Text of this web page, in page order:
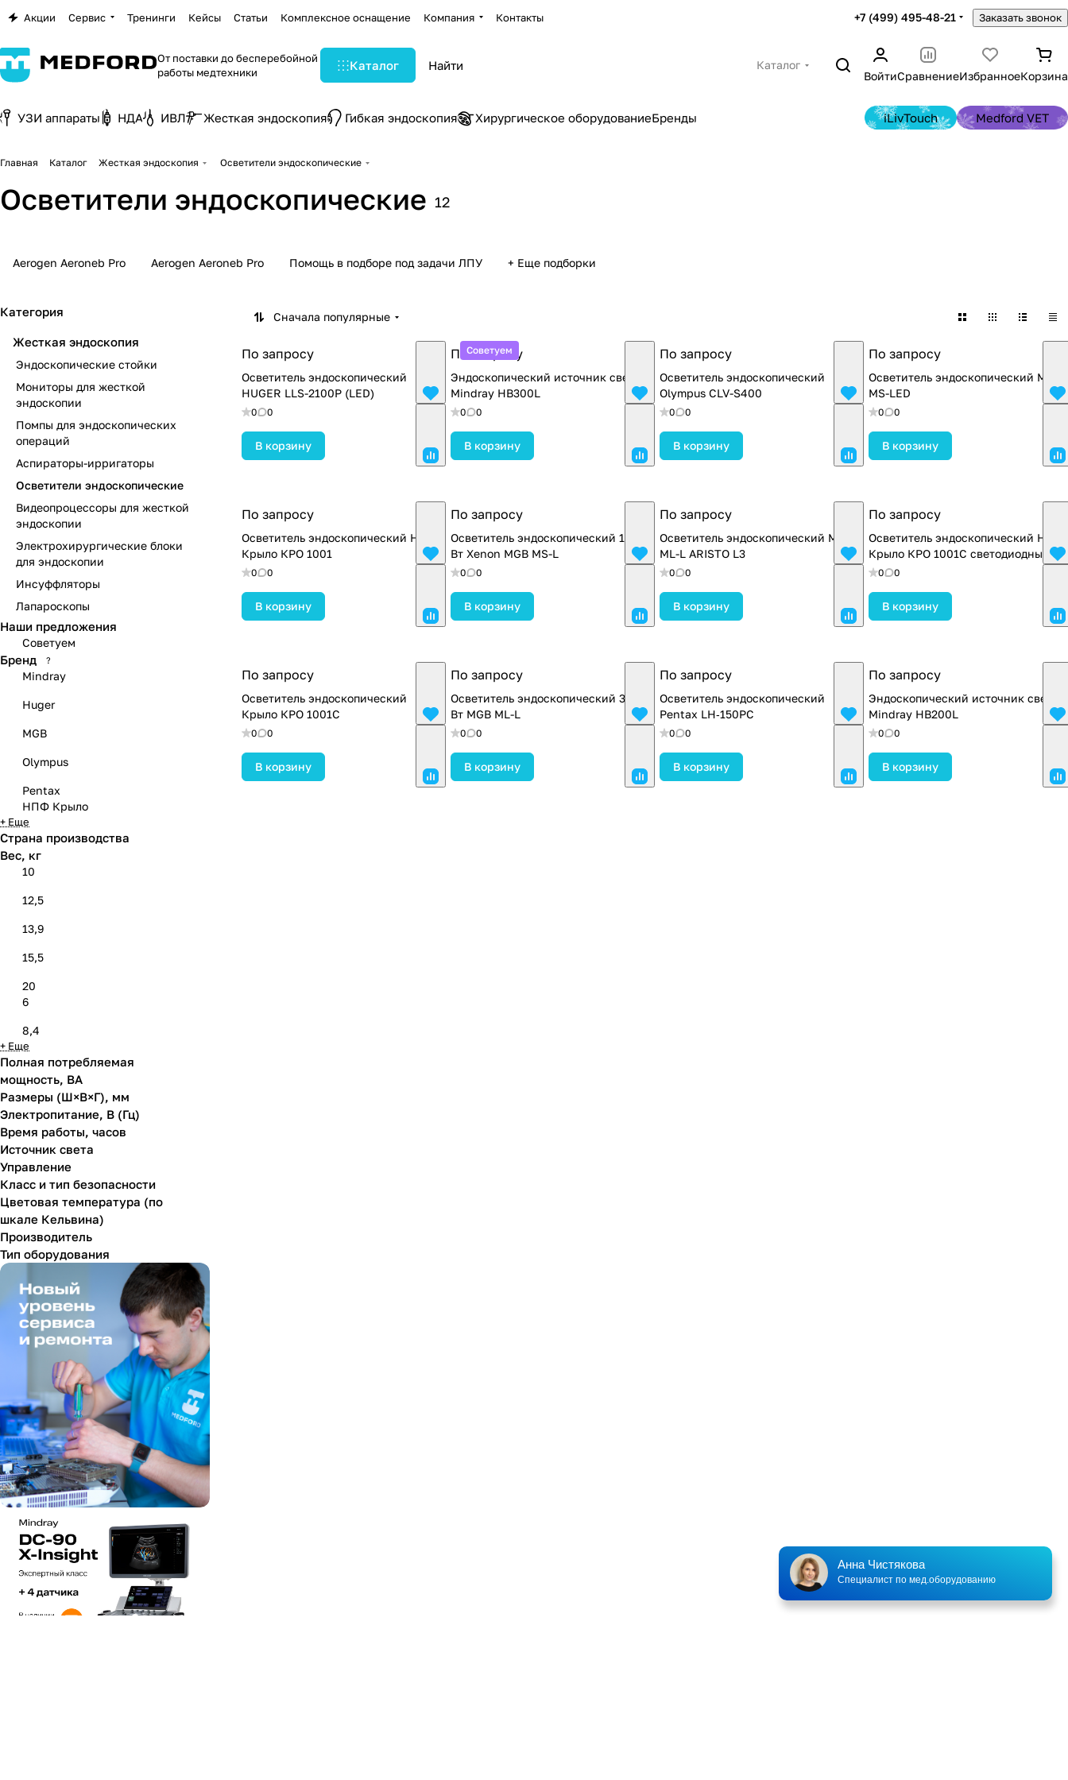
Акции Сервис Тренинги Кейсы Статьи Комплексное оснащение Компания Контакты +7 (499) 495-48-21 Заказать звонок
От поставки до бесперебойной
работы медтехники
Каталог
Каталог
ВойтиСравнениеИзбранноеКорзина
УЗИ аппараты НДА ИВЛ Жесткая эндоскопия Гибкая эндоскопия Хирургическое оборудованиеБренды iLivTouch Medford VET
Главная Каталог Жесткая эндоскопия Осветители эндоскопические
Осветители эндоскопические 12
Aerogen Aeroneb Pro Aerogen Aeroneb Pro Помощь в подборе под задачи ЛПУ + Еще подборки
Сначала популярные
По запросу
Осветитель эндоскопический
HUGER LLS-2100P (LED)
0 0
В корзину
Советуем
По запросу
Эндоскопический источник света
Mindray HB300L
0 0
В корзину
По запросу
Осветитель эндоскопический
Olympus CLV-S400
0 0
В корзину
По запросу
Осветитель эндоскопический MGB
MS-LED
0 0
В корзину
По запросу
Осветитель эндоскопический НПФ
Крыло КРО 1001
0 0
В корзину
По запросу
Осветитель эндоскопический 180
Вт Xenon MGB MS-L
0 0
В корзину
По запросу
Осветитель эндоскопический MGB
ML-L ARISTO L3
0 0
В корзину
По запросу
Осветитель эндоскопический НПФ
Крыло КРО 1001С светодиодный
0 0
В корзину
По запросу
Осветитель эндоскопический
Крыло КРО 1001С
0 0
В корзину
По запросу
Осветитель эндоскопический 300
Вт MGB ML-L
0 0
В корзину
По запросу
Осветитель эндоскопический
Pentax LH‑150PC
0 0
В корзину
По запросу
Эндоскопический источник света
Mindray HB200L
0 0
В корзину
Категория
Жесткая эндоскопия
Эндоскопические стойки
Мониторы для жесткой
эндоскопии
Помпы для эндоскопических
операций
Аспираторы-ирригаторы
Осветители эндоскопические
Видеопроцессоры для жесткой
эндоскопии
Электрохирургические блоки
для эндоскопии
Инсуффляторы
Лапароскопы
Наши предложения
Советуем
Бренд ?
Mindray
Huger
MGB
Olympus
Pentax
НПФ Крыло
+ Еще
Страна производства
Вес, кг
10
12,5
13,9
15,5
20
6
8,4
+ Еще
Полная потребляемая
мощность, ВА
Размеры (Ш×В×Г), мм
Электропитание, В (Гц)
Время работы, часов
Источник света
Управление
Класс и тип безопасности
Цветовая температура (по
шкале Кельвина)
Производитель
Тип оборудования
Анна Чистякова
Специалист по мед.оборудованию